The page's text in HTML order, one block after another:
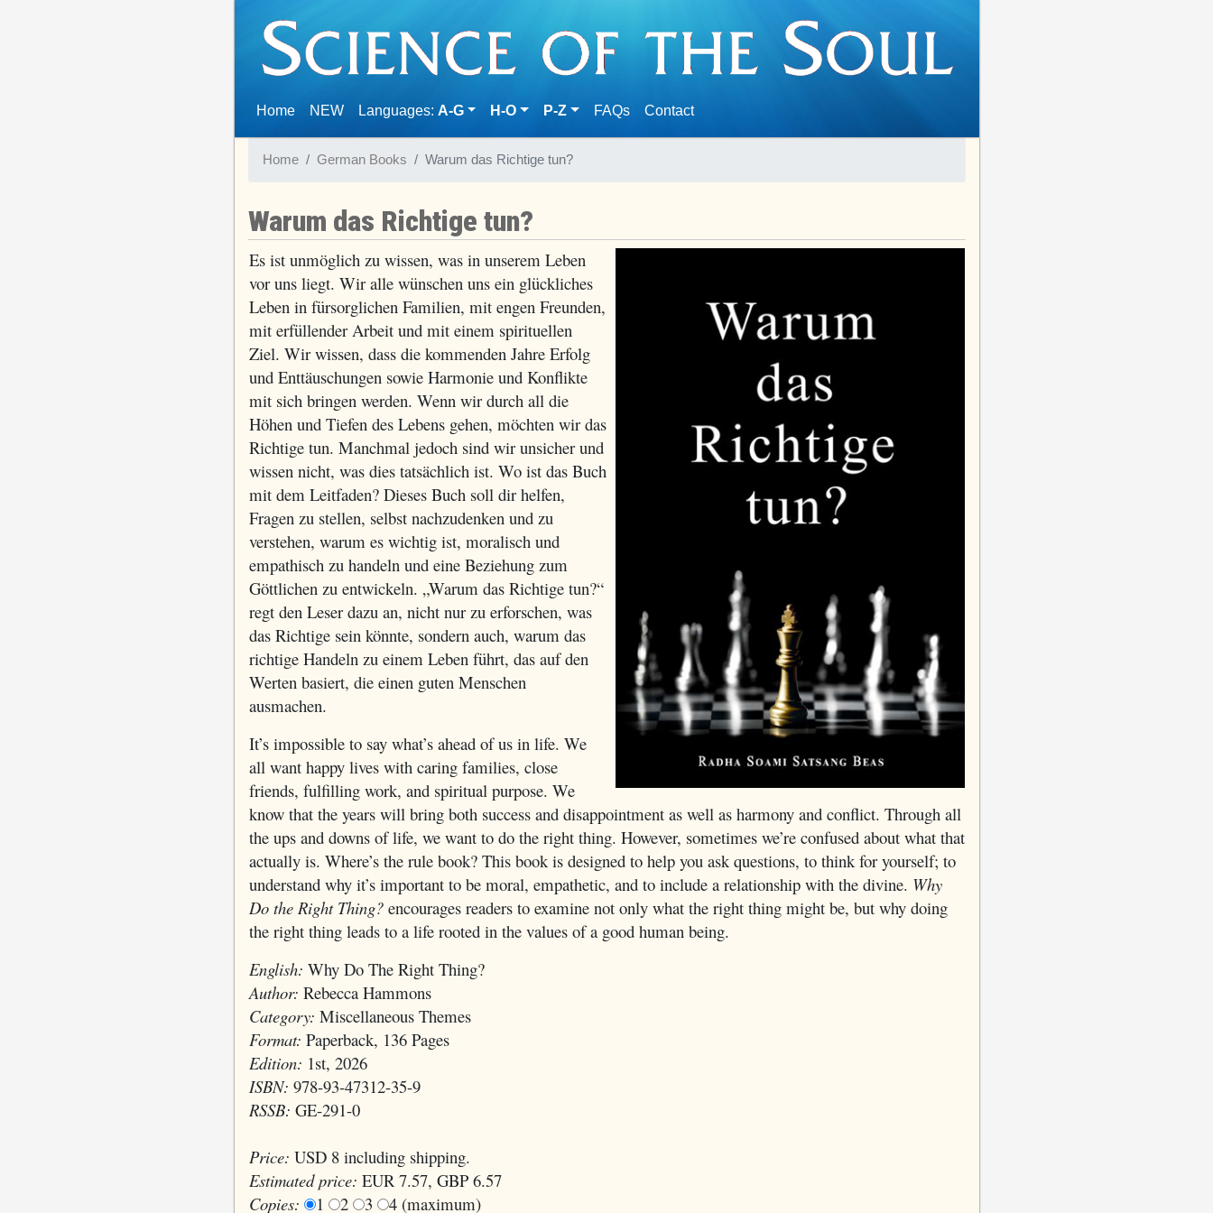
Home(current)
NEW Languages: A-G H-O P-Z FAQs Contact(current)
Home German Books Warum das Richtige tun?
Warum das Richtige tun?
Es ist unmöglich zu wissen, was in unserem Leben
vor uns liegt. Wir alle wünschen uns ein glückliches
Leben in fürsorglichen Familien, mit engen Freunden,
mit erfüllender Arbeit und mit einem spirituellen
Ziel. Wir wissen, dass die kommenden Jahre Erfolg
und Enttäuschungen sowie Harmonie und Konflikte
mit sich bringen werden. Wenn wir durch all die
Höhen und Tiefen des Lebens gehen, möchten wir das
Richtige tun. Manchmal jedoch sind wir unsicher und
wissen nicht, was dies tatsächlich ist. Wo ist das Buch
mit dem Leitfaden? Dieses Buch soll dir helfen,
Fragen zu stellen, selbst nachzudenken und zu
verstehen, warum es wichtig ist, moralisch und
empathisch zu handeln und eine Beziehung zum
Göttlichen zu entwickeln. „Warum das Richtige tun?“
regt den Leser dazu an, nicht nur zu erforschen, was
das Richtige sein könnte, sondern auch, warum das
richtige Handeln zu einem Leben führt, das auf den
Werten basiert, die einen guten Menschen
ausmachen.
It’s impossible to say what’s ahead of us in life. We
all want happy lives with caring families, close
friends, fulfilling work, and spiritual purpose. We
know that the years will bring both success and disappointment as well as harmony and conflict. Through all
the ups and downs of life, we want to do the right thing. However, sometimes we’re confused about what that
actually is. Where’s the rule book? This book is designed to help you ask questions, to think for yourself; to
understand why it’s important to be moral, empathetic, and to include a relationship with the divine. Why
Do the Right Thing?encourages readers to examine not only what the right thing might be, but why doing
the right thing leads to a life rooted in the values of a good human being.
English: Why Do The Right Thing?
Author: Rebecca Hammons
Category: Miscellaneous Themes
Format: Paperback, 136 Pages
Edition: 1st, 2026
ISBN: 978-93-47312-35-9
RSSB: GE-291-0
Price: USD 8 including shipping.
Estimated price: EUR 7.57, GBP 6.57
Copies:
1 2 3 4 (maximum)